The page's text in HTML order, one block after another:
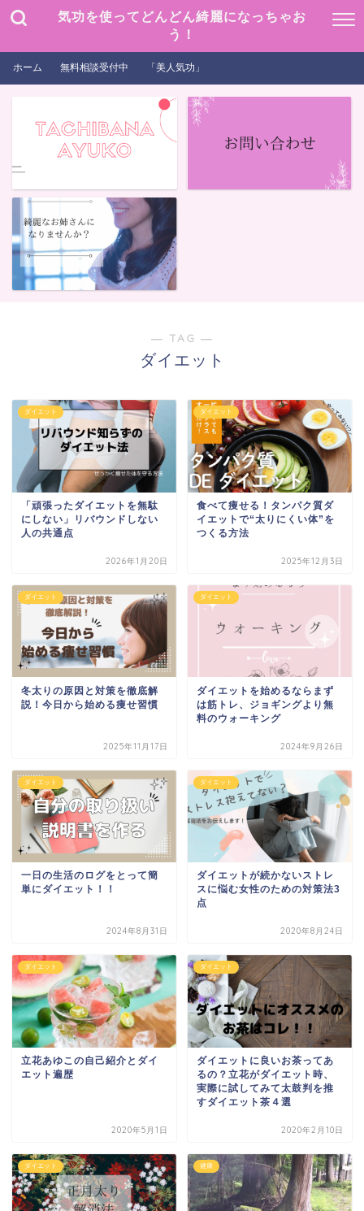
気功を使ってどんどん綺麗になっちゃお
う！
ホーム 無料相談受付中 「美人気功」
― TAG ―
ダイエット
ダイエット
「頑張ったダイエットを無駄
にしない」リバウンドしない
人の共通点
2026年1月20日
ダイエット
食べて痩せる！タンパク質ダ
イエットで“太りにくい体”を
つくる方法
2025年12月3日
ダイエット
冬太りの原因と対策を徹底解
説！今日から始める痩せ習慣
2025年11月17日
ダイエット
ダイエットを始めるならまず
は筋トレ、ジョギングより無
料のウォーキング
2024年9月26日
ダイエット
一日の生活のログをとって簡
単にダイエット！！
2024年8月31日
ダイエット
ダイエットが続かないストレ
スに悩む女性のための対策法3
点
2020年8月24日
ダイエット
立花あゆこの自己紹介とダイ
エット遍歴
2020年5月1日
ダイエット
ダイエットに良いお茶ってあ
るの？立花がダイエット時、
実際に試してみて太鼓判を推
すダイエット茶４選
2020年2月10日
ダイエット 健康